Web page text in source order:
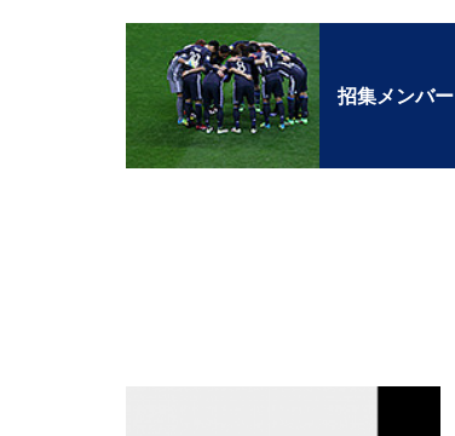
招集メンバー